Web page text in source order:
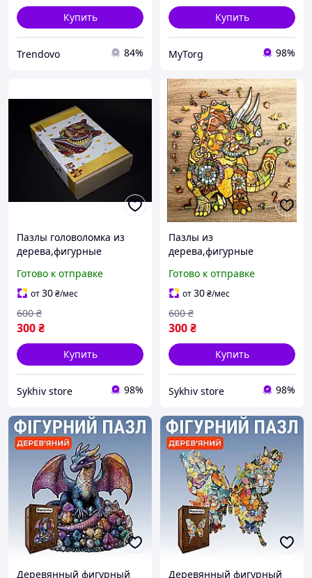
Купить
Trendovo 84%
Купить
MyTorg 98%
Пазлы головоломка из
дерева,фигурные
цветные в виде
животных тигр для детей.
Готово к отправке
от30₴/мес
300₴
600 ₴
Купить
Sykhiv store 98%
Пазлы из
дерева,фигурные
цветные в виде
животных ТРІЦЕРАТОПС
для детей
Готово к отправке
от30₴/мес
300₴
600 ₴
Купить
Sykhiv store 98%
Деревянный фигурный
Деревянный фигурный